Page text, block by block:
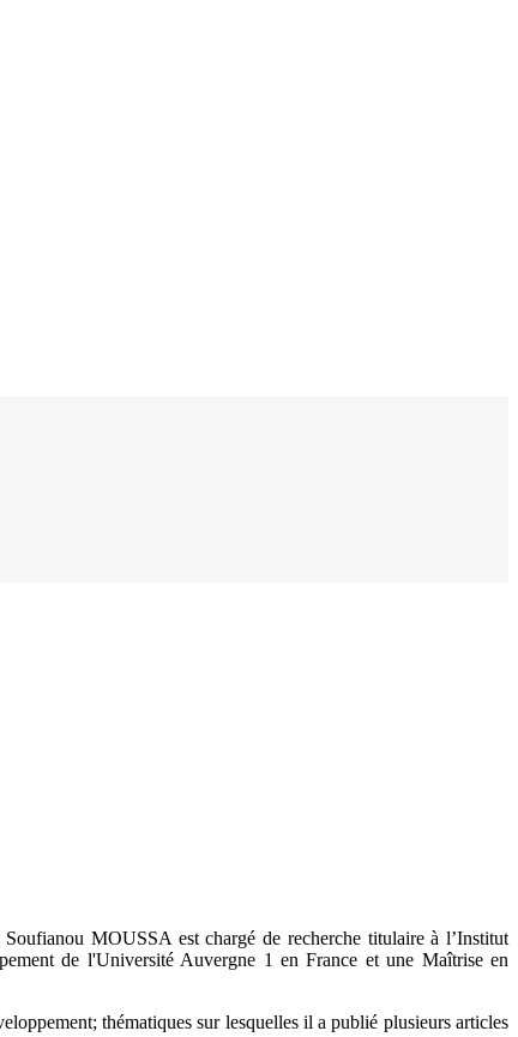
MOUSSA est chargé de recherche titulaire à l’Institut
de l'Université Auvergne 1 en France et une Maîtrise en
thématiques sur lesquelles il a publié plusieurs articles